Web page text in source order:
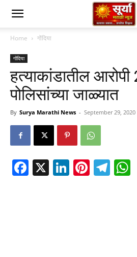
Home गोंदिया
गोंदिया
हत्याकांडातील
पोलिसांच्या जाळ्यात
By Surya Marathi News - September 29, 2020
Facebook
X LinkedIn